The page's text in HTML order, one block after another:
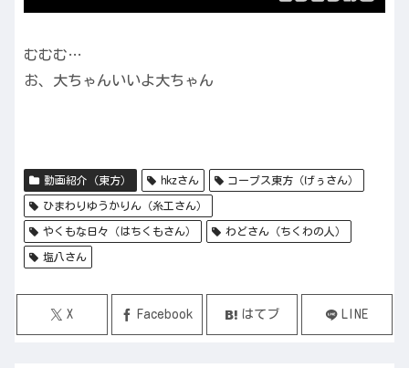
むむむ…
お、大ちゃんいいよ大ちゃん
動画紹介（東方） hkzさん コープス東方（げぅさん）
ひまわりゆうかりん（糸工さん）
やくもな日々（はちくもさん） わどさん（ちくわの人）
塩八さん
X Facebook はてブ LINE